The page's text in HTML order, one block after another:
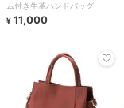
ム付き牛革ハンドバッグ
¥ 11,000